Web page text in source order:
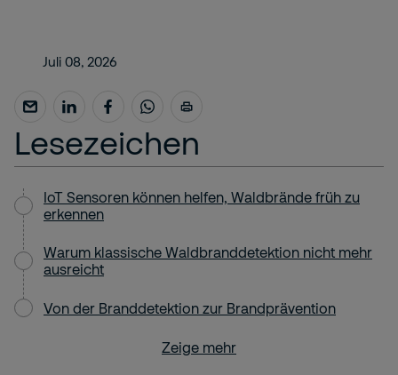
Juli 08, 2026
Lesezeichen
IoT Sensoren können helfen, Waldbrände früh zu
erkennen
Warum klassische Waldbranddetektion nicht mehr
ausreicht
Von der Branddetektion zur Brandprävention
Zeige mehr